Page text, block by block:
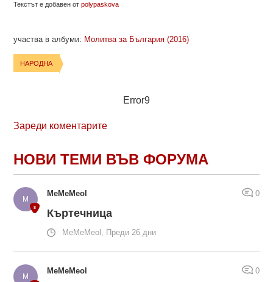
Текстът е добавен отpolypaskova
участва в албуми: Молитва за България (2016)
НАРОДНА
Error9
Зареди коментарите
НОВИ ТЕМИ ВЪВ ФОРУМА
MeMeMeol 0
Къртечница
MeMeMeol, Преди 26 дни
MeMeMeol 0